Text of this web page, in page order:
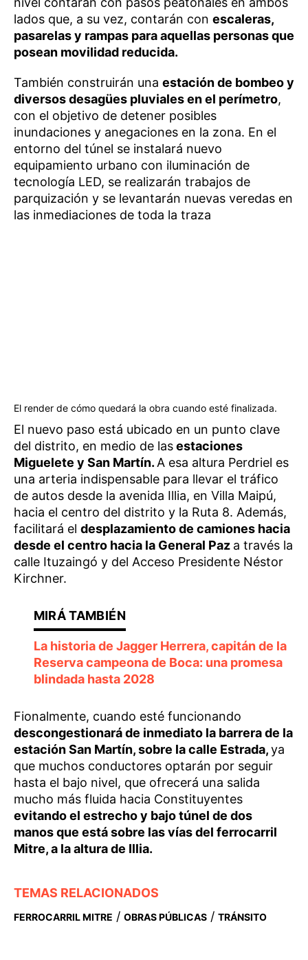
lados que, a su vez, contarán con escaleras,
pasarelas y rampas para aquellas personas que
posean movilidad reducida.
También construirán una estación de bombeo y
diversos desagües pluviales en el perímetro,
con el objetivo de detener posibles
inundaciones y anegaciones en la zona. En el
entorno del túnel se instalará nuevo
equipamiento urbano con iluminación de
tecnología LED, se realizarán trabajos de
parquización y se levantarán nuevas veredas en
las inmediaciones de toda la traza
El render de cómo quedará la obra cuando esté finalizada.
El nuevo paso está ubicado en un punto clave
del distrito, en medio de lasestaciones
Miguelete y San Martín. A esa altura Perdriel es
una arteria indispensable para llevar el tráfico
de autos desde la avenida Illia, en Villa Maipú,
hacia el centro del distrito y la Ruta 8. Además,
facilitará el desplazamiento de camiones hacia
desde el centro hacia la General Paz a través la
calle Ituzaingó y del Acceso Presidente Néstor
Kirchner.
La historia de Jagger Herrera, capitán de la
Reserva campeona de Boca: una promesa
blindada hasta 2028
Fionalmente, cuando esté funcionando
descongestionará de inmediato la barrera de la
estación San Martín, sobre la calle Estrada,ya
que muchos conductores optarán por seguir
hasta el bajo nivel, que ofrecerá una salida
mucho más fluida hacia Constituyentes
evitando el estrecho y bajo túnel de dos
manos que está sobre las vías del ferrocarril
Mitre, a la altura de Illia.
TEMAS RELACIONADOS
FERROCARRIL MITRE / OBRAS PÚBLICAS / TRÁNSITO